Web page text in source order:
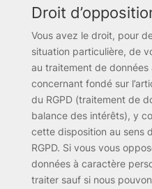
Droit
Vous avez le droit, pour
situation particulière, de
au traitement de
concernant fondé sur
du RGPD (traitement de
balance des intérêts), y
cette disposition au sens
RGPD. Si vous vous
données à caractère
traiter sauf si nous